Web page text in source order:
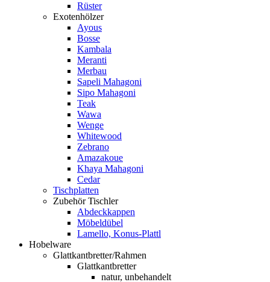
Rüster
Exotenhölzer
Ayous
Bosse
Kambala
Meranti
Merbau
Sapeli Mahagoni
Sipo Mahagoni
Teak
Wawa
Wenge
Whitewood
Zebrano
Amazakoue
Khaya Mahagoni
Cedar
Tischplatten
Zubehör Tischler
Abdeckkappen
Möbeldübel
Lamello, Konus-Plattl
Hobelware
Glattkantbretter/Rahmen
Glattkantbretter
natur, unbehandelt